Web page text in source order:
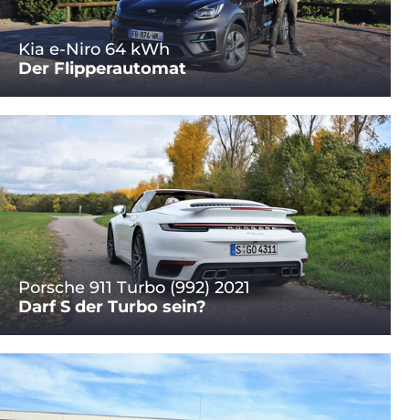
Kia e-Niro 64 kWh
Der Flipperautomat
Porsche 911 Turbo (992) 2021
Darf S der Turbo sein?